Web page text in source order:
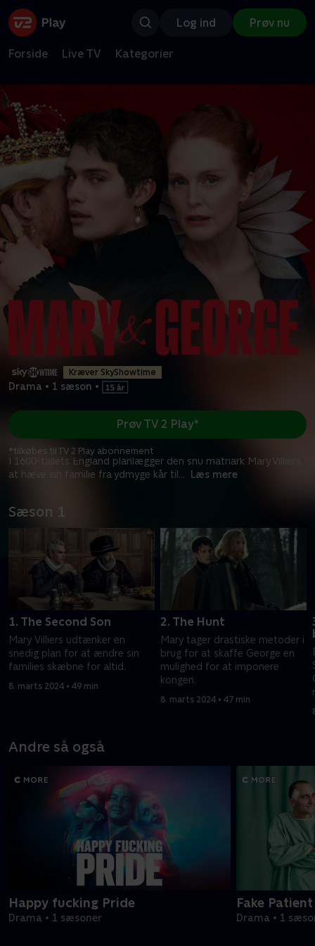
Log ind Prøv nu
Forside Live TV Kategorier
Kræver SkyShowtime
Drama • 1 sæson •
I 1600-tallets England planlægger den snu matriark Mary Villiers
at hæve sin familie fra ydmyge kår til ... Læs mere
Prøv TV 2 Play*
*tilkøbes til TV 2 Play abonnement
Sæson 1
1. The Second Son
Mary Villiers udtænker en
snedig plan for at ændre sin
families skæbne for altid.
8. marts 2024 • 49 min
2. The Hunt
Mary tager drastiske metoder i
brug for at skaffe George en
mulighed for at imponere
kongen.
8. marts 2024 • 47 min
Andre så også
Happy fucking Pride
Drama • 1 sæsoner
Fake Patient
Drama • 1